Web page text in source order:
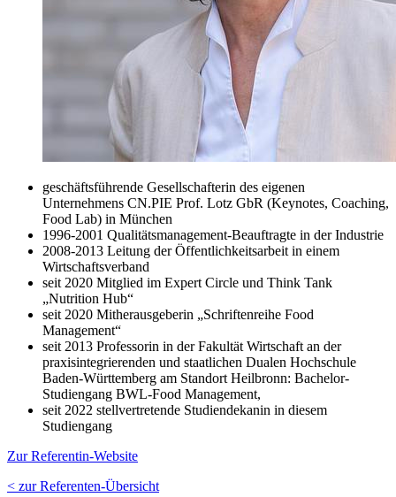
geschäftsführende Gesellschafterin des eigenen
Unternehmens CN.PIE Prof. Lotz GbR (Keynotes, Coaching,
Food Lab) in München
1996-2001 Qualitätsmanagement-Beauftragte in der Industrie
2008-2013 Leitung der Öffentlichkeitsarbeit in einem
Wirtschaftsverband
seit 2020 Mitglied im Expert Circle und Think Tank
„Nutrition Hub“
seit 2020 Mitherausgeberin „Schriftenreihe Food
Management“
seit 2013 Professorin in der Fakultät Wirtschaft an der
praxisintegrierenden und staatlichen Dualen Hochschule
Baden-Württemberg am Standort Heilbronn: Bachelor-
Studiengang BWL-Food Management,
seit 2022 stellvertretende Studiendekanin in diesem
Studiengang
Zur Referentin-Website
< zur Referenten-Übersicht